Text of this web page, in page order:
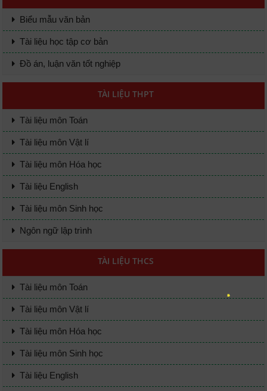
Biểu mẫu văn bản
Tài liệu học tập cơ bản
Đồ án, luận văn tốt nghiệp
TÀI LIỆU THPT
Tài liệu môn Toán
Tài liệu môn Vật lí
Tài liệu môn Hóa học
Tài liệu English
Tài liệu môn Sinh học
Ngôn ngữ lập trình
TÀI LIỆU THCS
Tài liệu môn Toán
Tài liệu môn Vật lí
Tài liệu môn Hóa học
Tài liệu môn Sinh học
Tài liệu English